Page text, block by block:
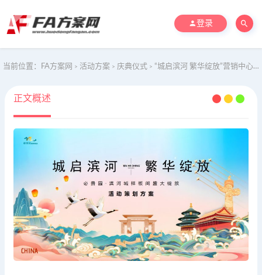
登录
当前位置： FA方案网 > 活动方案 > 庆典仪式 > “城启滨河 繁华绽放”营销中心开放城市展厅开放产品发布会品牌发布会
正文概述